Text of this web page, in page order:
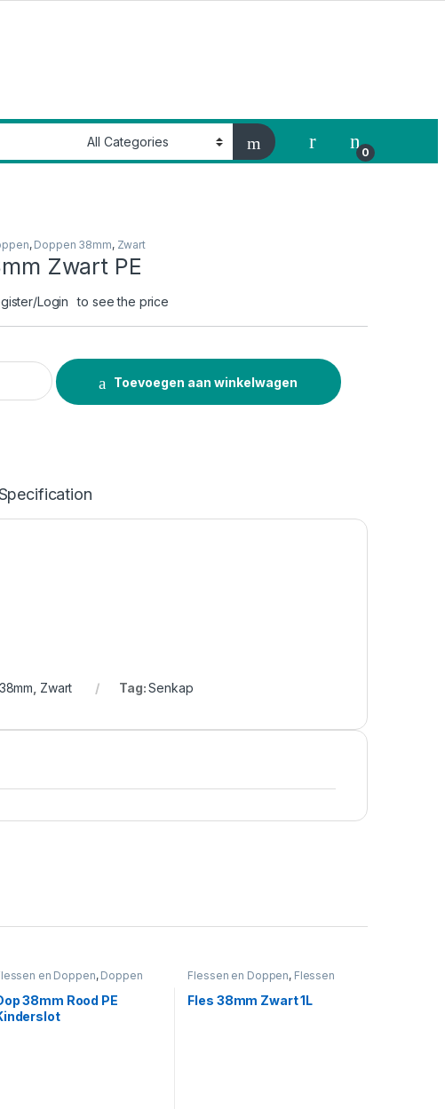
My Account
0
, Doppen 38mm, Zwart
Zwart PE
Login to see the price
PE quantity
Toevoegen aan winkelwagen
, Zwart Tag:Senkap
en Doppen, Doppen
Kinderslot
38mm Rood PE
Flessen en Doppen, Flessen
Fles 38mm Zwart 1L